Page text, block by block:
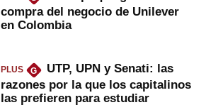
compra del negocio de Unilever
en Colombia
PLUS G
UTP, UPN y Senati: las
razones por la que los capitalinos
las prefieren para estudiar